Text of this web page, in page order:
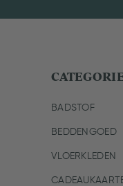
BADSTOF
BEDDENGOED
VLOERKLEDEN